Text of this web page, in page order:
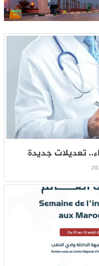
تعديلات جديدة